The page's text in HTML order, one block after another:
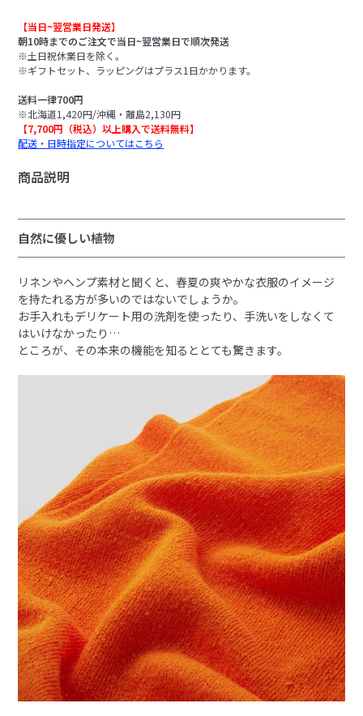
【当日~翌営業日発送】
朝10時までのご注文で当日~翌営業日で順次発送
※土日祝休業日を除く。
※ギフトセット、ラッピングはプラス1日かかります。
送料一律700円
※北海道1,420円/沖縄・離島2,130円
【7,700円（税込）以上購入で送料無料】
配送・日時指定についてはこちら
商品説明
自然に優しい植物
リネンやヘンプ素材と聞くと、春夏の爽やかな衣服のイメージ
を持たれる方が多いのではないでしょうか。
お手入れもデリケート用の洗剤を使ったり、手洗いをしなくて
はいけなかったり…
ところが、その本来の機能を知るととても驚きます。